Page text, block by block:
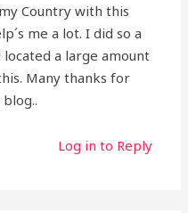
Country with this
me a lot. I did so a
located a large amount
Many thanks for
Log in to Reply